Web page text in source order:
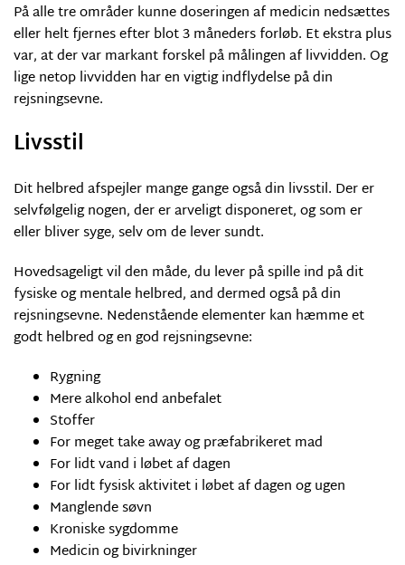
På alle tre områder kunne doseringen af medicin nedsættes
eller helt fjernes efter blot 3 måneders forløb. Et ekstra plus
var, at der var markant forskel på målingen af livvidden. Og
lige netop livvidden har en vigtig indflydelse på din
rejsningsevne.
Livsstil
Dit helbred afspejler mange gange også din livsstil. Der er
selvfølgelig nogen, der er arveligt disponeret, og som er
eller bliver syge, selv om de lever sundt.
Hovedsageligt vil den måde, du lever på spille ind på dit
fysiske og mentale helbred, and dermed også på din
rejsningsevne. Nedenstående elementer kan hæmme et
godt helbred og en god rejsningsevne:
Rygning
Mere alkohol end anbefalet
Stoffer
For meget take away og præfabrikeret mad
For lidt vand i løbet af dagen
For lidt fysisk aktivitet i løbet af dagen og ugen
Manglende søvn
Kroniske sygdomme
Medicin og bivirkninger